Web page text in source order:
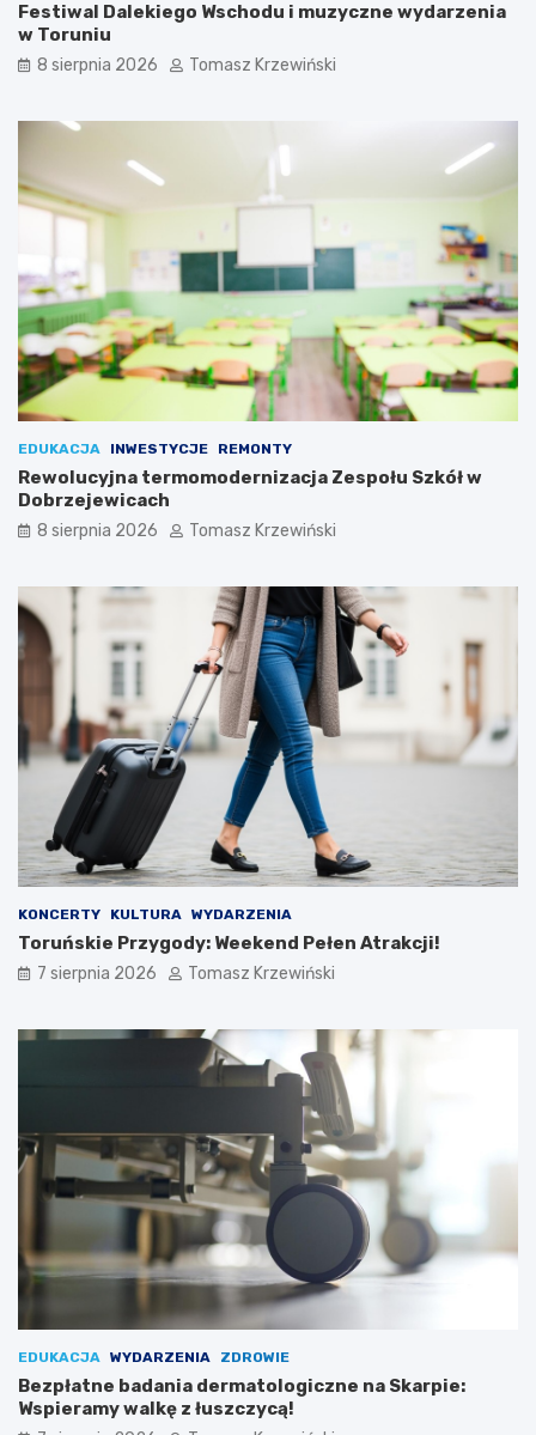
Festiwal Dalekiego Wschodu i muzyczne wydarzenia
w Toruniu
8 sierpnia 2026 Tomasz Krzewiński
EDUKACJA INWESTYCJE REMONTY
Rewolucyjna termomodernizacja Zespołu Szkół w
Dobrzejewicach
8 sierpnia 2026 Tomasz Krzewiński
KONCERTY KULTURA WYDARZENIA
Toruńskie Przygody: Weekend Pełen Atrakcji!
7 sierpnia 2026 Tomasz Krzewiński
EDUKACJA WYDARZENIA ZDROWIE
Bezpłatne badania dermatologiczne na Skarpie:
Wspieramy walkę z łuszczycą!